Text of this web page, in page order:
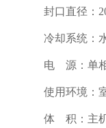
封口直径：20-
冷却系统：水
电 源：单相
使用环境：室
体 积：主机